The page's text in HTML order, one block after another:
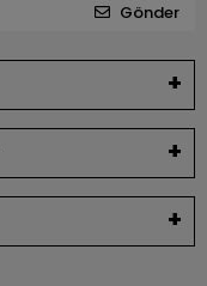
Gönder